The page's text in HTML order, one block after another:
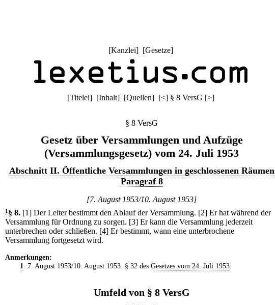
[Kanzlei] [Gesetze]
[Titelei] [Inhalt] [Quellen] [<] § 8 VersG [>]
§ 8 VersG
Gesetz über Versammlungen und Aufzüge
(Versammlungsgesetz) vom 24. Juli 1953
Abschnitt II. Öffentliche Versammlungen in geschlossenen Räumen
Paragraf 8
[7. August 1953/10. August 1953]
1 § 8. [1] Der Leiter bestimmt den Ablauf der Versammlung. [2] Er hat während der
Versammlung für Ordnung zu sorgen. [3] Er kann die Versammlung jederzeit
unterbrechen oder schließen. [4] Er bestimmt, wann eine unterbrochene
Versammlung fortgesetzt wird.
Anmerkungen:
1
. 7. August 1953/10. August 1953: § 32 des Gesetzes vom 24. Juli 1953.
Umfeld von § 8 VersG